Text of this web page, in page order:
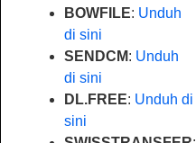
BOWFILE: Unduh
di sini
SENDCM: Unduh
di sini
DL.FREE: Unduh di
sini